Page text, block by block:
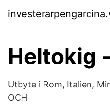
Heltokig -
Utbyte i Rom, Italien,
OCH